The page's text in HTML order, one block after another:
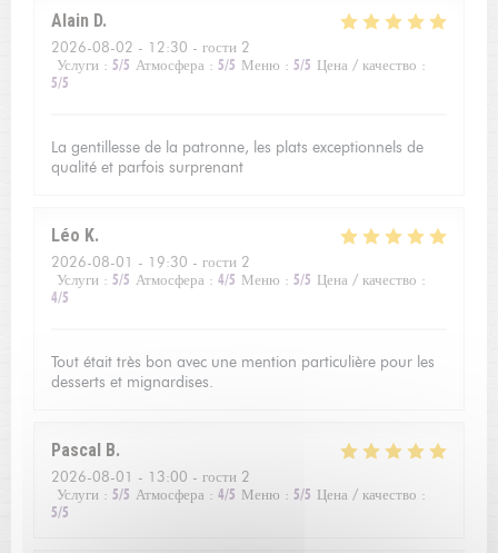
Alain D
2026-08-02 - 12:30 - гости 2
Услуги : 5/5 Атмосфера : 5/5 Меню : 5/5 Цена / качество :
5/5
La gentillesse de la patronne, les plats exceptionnels de
qualité et parfois surprenant
Léo K
2026-08-01 - 19:30 - гости 2
Услуги : 5/5 Атмосфера : 4/5 Меню : 5/5 Цена / качество :
4/5
Tout était très bon avec une mention particulière pour les
desserts et mignardises.
Pascal B
2026-08-01 - 13:00 - гости 2
Услуги : 5/5 Атмосфера : 4/5 Меню : 5/5 Цена / качество :
5/5